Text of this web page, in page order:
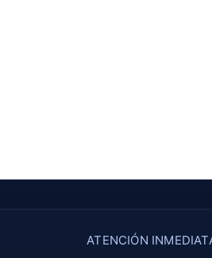
ATENCIÓN